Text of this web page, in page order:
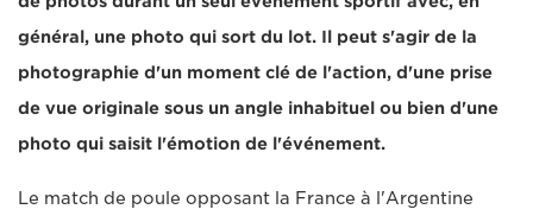
général, une photo qui sort du lot. Il peut s'agir de la
photographie d'un moment clé de l'action, d'une prise
de vue originale sous un angle inhabituel ou bien d'une
photo qui saisit l'émotion de l'événement.
Le match de poule opposant la France à l'Argentine